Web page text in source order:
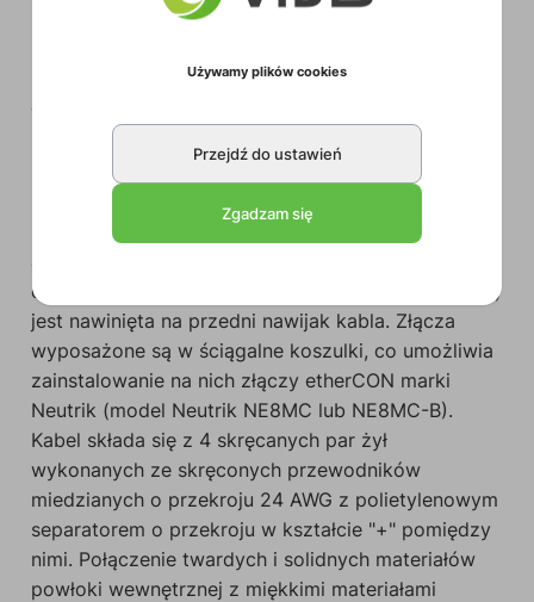
(BCT60U) zamontowany na lekkim, niezwykle
wytrzymałym i odpornym na uderzenia bębnie
kablowym (CDM310). Oba końce są zakończone
męskimi złączami RJ45, co pozwala na
bezpośrednie podłączenie go do infrastruktury sieci
komputerowej bez żadnych dodatkowych połączeń
długości 5 m (wliczona w całkowitą długość bębna)
jest nawinięta na przedni nawijak kabla. Złącza
wyposażone są w ściągalne koszulki, co umożliwia
zainstalowanie na nich złączy etherCON marki
Neutrik (model Neutrik NE8MC lub NE8MC-B).
Kabel składa się z 4 skręcanych par żył
wykonanych ze skręconych przewodników
miedzianych o przekroju 24 AWG z polietylenowym
separatorem o przekroju w kształcie "+" pomiędzy
nimi. Połączenie twardych i solidnych materiałów
powłoki wewnętrznej z miękkimi materiałami
Używamy plików cookies
Przejdź do ustawień
Zgadzam się